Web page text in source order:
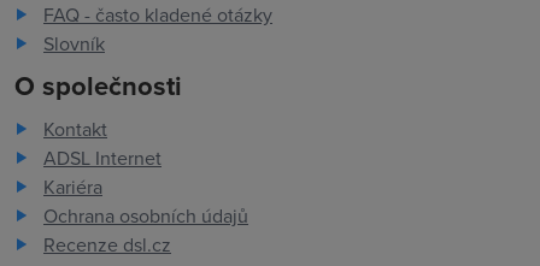
FAQ - často kladené otázky
Slovník
O společnosti
Kontakt
ADSL Internet
Kariéra
Ochrana osobních údajů
Recenze dsl.cz